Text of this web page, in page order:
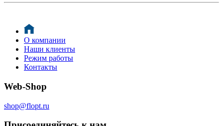
О компании
Наши клиенты
Режим работы
Контакты
Web-Shop
shop@flopt.ru